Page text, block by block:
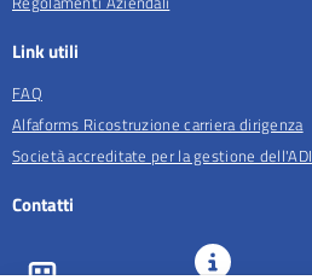
Link utili
FAQ
Alfaforms Ricostruzione carriera dirigenza
Società accreditate per la gestione dell'ADI
Contatti